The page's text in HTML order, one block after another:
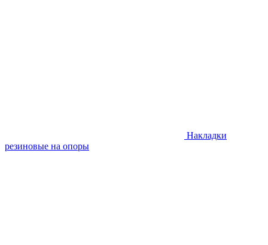
Накладки
резиновые на опоры